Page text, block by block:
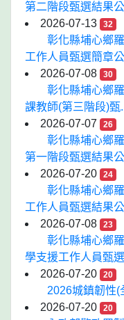
第二階段甄選結果
2026-07-13
32
彰化縣埔心鄉
工作人員甄選簡章
2026-07-08
30
彰化縣埔心鄉
課教師(第三階段)甄
2026-07-07
26
彰化縣埔心鄉
第一階段甄選結果
2026-07-20
24
彰化縣埔心鄉
工作人員甄選結果
2026-07-08
23
彰化縣埔心鄉
學支援工作人員甄
2026-07-20
20
2026城鎮韌性(
2026-07-20
20